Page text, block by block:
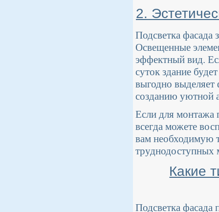
2.
Подсветка фасада
Освещенные
эффектный вид.
суток здание
выгодно
созданию уютной
Если для монтажа
всегда можете
вам необходимую
труднодоступных
Какие
Подсветка фасада